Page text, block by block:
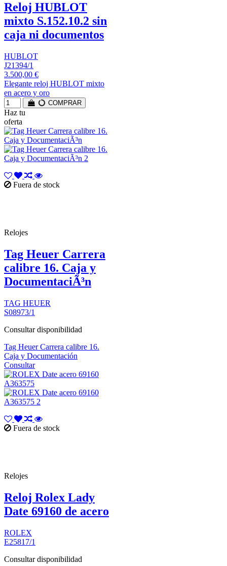
Reloj HUBLOT
mixto S.152.10.2 sin
caja ni documentos
HUBLOT
J21394/1
3.500,00 €
Elegante reloj HUBLOT mixto
en acero y oro
COMPRAR
Haz tu
oferta
Fuera de stock
Relojes
Tag Heuer Carrera
calibre 16. Caja y
DocumentaciÃ³n
TAG HEUER
S08973/1
Consultar disponibilidad
Tag Heuer Carrera calibre 16.
Caja y Documentación
Consultar
Fuera de stock
Relojes
Reloj Rolex Lady
Date 69160 de acero
ROLEX
E25817/1
Consultar disponibilidad